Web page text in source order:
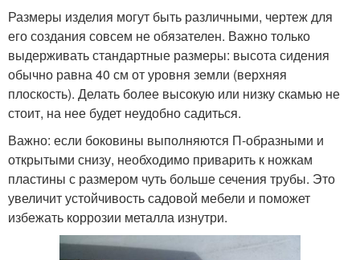
Размеры изделия могут быть различными, чертеж для
его создания совсем не обязателен. Важно только
выдерживать стандартные размеры: высота сидения
обычно равна 40 см от уровня земли (верхняя
плоскость). Делать более высокую или низку скамью не
стоит, на нее будет неудобно садиться.
Важно: если боковины выполняются П-образными и
открытыми снизу, необходимо приварить к ножкам
пластины с размером чуть больше сечения трубы. Это
увеличит устойчивость садовой мебели и поможет
избежать коррозии металла изнутри.